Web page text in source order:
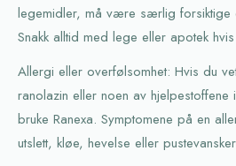
legemidler, må være særlig forsiktige
Snakk alltid med lege eller apotek
Allergi eller overfølsomhet: Hvis du
ranolazin eller noen av
bruke Ranexa. Symptomene på en
utslett, kløe, hevelse eller